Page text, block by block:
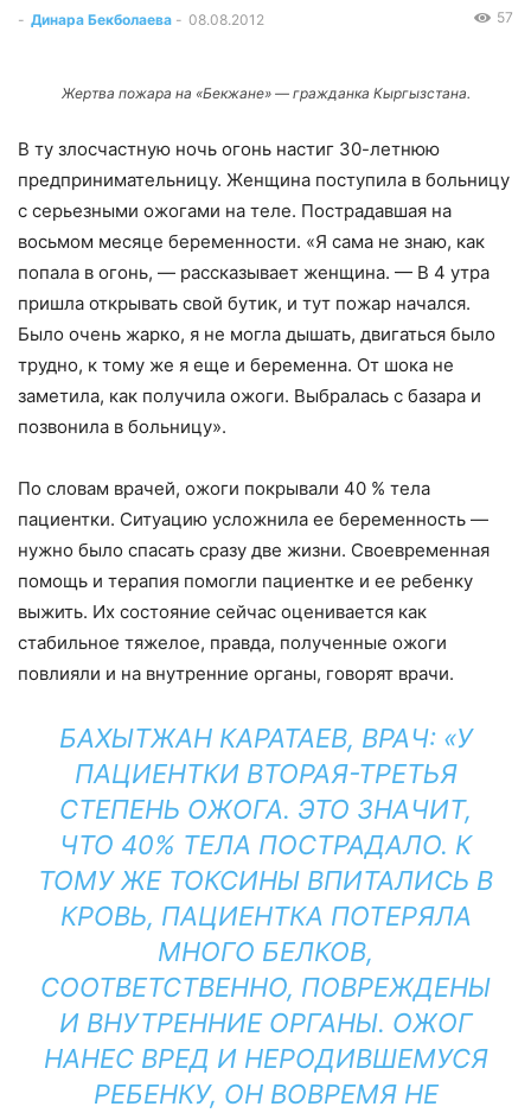
- Динара Бекболаева - 08.08.2012 57
Жертва пожара на «Бекжане» — гражданка Кыргызстана.
В ту злосчастную ночь огонь настиг 30-летнюю
предпринимательницу. Женщина поступила в больницу
с серьезными ожогами на теле. Пострадавшая на
восьмом месяце беременности. «Я сама не знаю, как
попала в огонь, — рассказывает женщина. — В 4 утра
пришла открывать свой бутик, и тут пожар начался.
Было очень жарко, я не могла дышать, двигаться было
трудно, к тому же я еще и беременна. От шока не
заметила, как получила ожоги. Выбралась с базара и
позвонила в больницу».
По словам врачей, ожоги покрывали 40 % тела
пациентки. Ситуацию усложнила ее беременность —
нужно было спасать сразу две жизни. Своевременная
помощь и терапия помогли пациентке и ее ребенку
выжить. Их состояние сейчас оценивается как
стабильное тяжелое, правда, полученные ожоги
повлияли и на внутренние органы, говорят врачи.
БАХЫТЖАН КАРАТАЕВ, ВРАЧ: «У
ПАЦИЕНТКИ ВТОРАЯ-ТРЕТЬЯ
СТЕПЕНЬ ОЖОГА. ЭТО ЗНАЧИТ,
ЧТО 40% ТЕЛА ПОСТРАДАЛО. К
ТОМУ ЖЕ ТОКСИНЫ ВПИТАЛИСЬ В
КРОВЬ, ПАЦИЕНТКА ПОТЕРЯЛА
МНОГО БЕЛКОВ,
СООТВЕТСТВЕННО, ПОВРЕЖДЕНЫ
И ВНУТРЕННИЕ ОРГАНЫ. ОЖОГ
НАНЕС ВРЕД И НЕРОДИВШЕМУСЯ
РЕБЕНКУ, ОН ВОВРЕМЯ НЕ